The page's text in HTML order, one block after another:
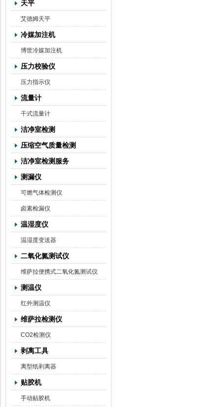
天平
艾德姆天平
冷媒加注机
博世冷媒加注机
压力校验仪
压力指示仪
流量计
干式流量计
洁净室检测
压缩空气质量检测
洁净室检测服务
测漏仪
可燃气体检测仪
卤素检漏仪
温湿度仪
温湿度变送器
二氧化氮测试仪
维萨拉便携式二氧化氮测试仪
测温仪
红外测温仪
维萨拉检测仪
CO2检测仪
剥离工具
离型纸剥离器
贴胶机
手动贴胶机